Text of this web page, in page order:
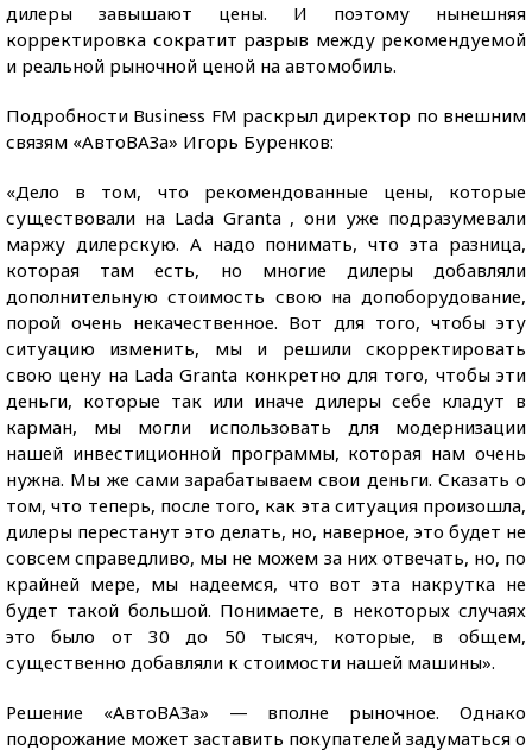
дилеры завышают цены. И поэтому нынешняя
корректировка сократит разрыв между рекомендуемой
и реальной рыночной ценой на автомобиль.
Подробности Business FM раскрыл директор по внешним
связям «АвтоВАЗа» Игорь Буренков:
«Дело в том, что рекомендованные цены, которые
существовали на Lada Granta , они уже подразумевали
маржу дилерскую. А надо понимать, что эта разница,
которая там есть, но многие дилеры добавляли
дополнительную стоимость свою на допоборудование,
порой очень некачественное. Вот для того, чтобы эту
ситуацию изменить, мы и решили скорректировать
свою цену на Lada Granta конкретно для того, чтобы эти
деньги, которые так или иначе дилеры себе кладут в
карман, мы могли использовать для модернизации
нашей инвестиционной программы, которая нам очень
нужна. Мы же сами зарабатываем свои деньги. Сказать о
том, что теперь, после того, как эта ситуация произошла,
дилеры перестанут это делать, но, наверное, это будет не
совсем справедливо, мы не можем за них отвечать, но, по
крайней мере, мы надеемся, что вот эта накрутка не
будет такой большой. Понимаете, в некоторых случаях
это было от 30 до 50 тысяч, которые, в общем,
существенно добавляли к стоимости нашей машины».
Решение «АвтоВАЗа» — вполне рыночное. Однако
подорожание может заставить покупателей задуматься о